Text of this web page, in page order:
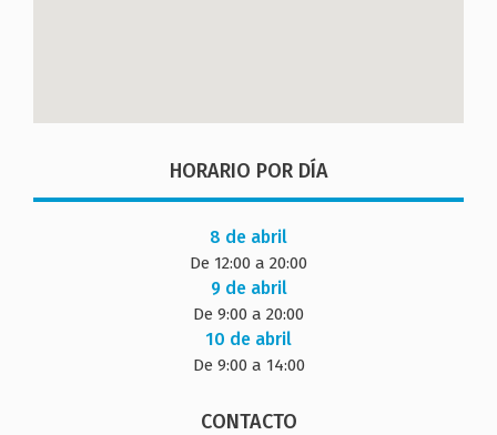
HORARIO POR DÍA
8 de abril
De 12:00 a 20:00
9 de abril
De 9:00 a 20:00
10 de abril
De 9:00 a 14:00
CONTACTO